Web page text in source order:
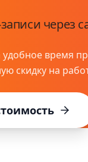
через
время
скидку на